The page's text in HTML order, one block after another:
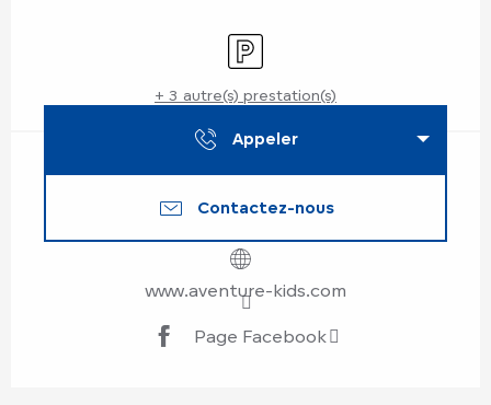
Parking
+ 3 autre(s) prestation(s)
Appeler
Contactez-nous
www.aventure-kids.com
Page Facebook